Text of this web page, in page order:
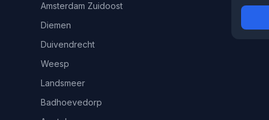
Amsterdam Zuidoost
Diemen
Duivendrecht
Weesp
Landsmeer
Badhoevedorp